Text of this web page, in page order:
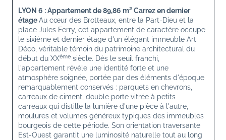
LYON 6 : Appartement de 89,86 m² Carrez en dernier
étage Au cœur des Brotteaux, entre la Part-Dieu et la
place Jules Ferry, cet appartement de caractère occupe
le sixième et dernier étage d'un élégant immeuble Art
Déco, véritable témoin du patrimoine architectural du
début du XXème siècle. Dès le seuil franchi,
l'appartement révèle une identité forte et une
atmosphère soignée, portée par des éléments d'époque
remarquablement conservés : parquets en chevrons,
carreaux de ciment, double porte vitrée à petits
carreaux qui distille la lumière d'une pièce à l'autre,
moulures et volumes généreux typiques des immeubles
bourgeois de cette période. Son orientation traversante
Est-Ouest garantit une luminosité naturelle tout au long